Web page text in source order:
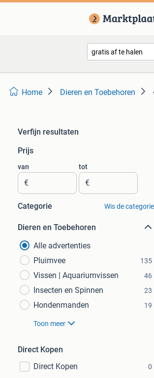
Home Dieren en Toebehoren
Verfijn resultaten
Prijs
van
€
tot
€
Categorie Wis de categorie
Dieren en Toebehoren
Alle advertenties
Pluimvee
135
Vissen | Aquariumvissen 46
Insecten en Spinnen 23
Hondenmanden 19
Toon meer
Direct Kopen
Direct Kopen
0